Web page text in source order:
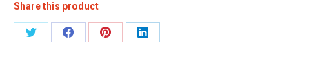
Share this product